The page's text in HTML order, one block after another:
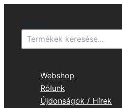
content
Webshop
Rólunk
Újdonságok / Hírek